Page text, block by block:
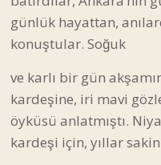
günlük hayattan,
konuştular. Soğuk
ve karlı bir gün
kardeşine, iri mavi
öyküsü anlatmıştı.
kardeşi için, yıllar